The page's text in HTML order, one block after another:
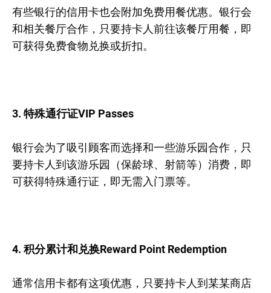
有些银行的信用卡也会附加免费用餐优惠。银行会
和相关餐厅合作，只要持卡人前往该餐厅用餐，即
可获得免费食物兑换或折扣。
3. 特殊通行证VIP Passes
银行会为了吸引顾客而选择和一些游乐园合作，只
要持卡人到该游乐园（保龄球、射箭等）消费，即
可获得特殊通行证，即无需入门票等。
4. 积分累计和兑换Reward Point Redemption
通常信用卡都有这项优惠，只要持卡人到某某商店